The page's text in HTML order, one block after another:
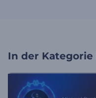
In der Kategorie